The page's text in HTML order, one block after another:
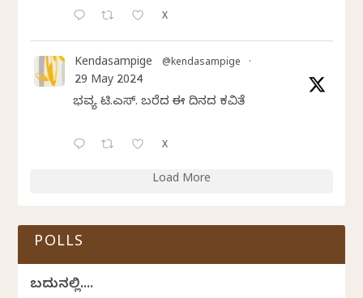
X
Kendasampige @kendasampige ·
29 May 2024
ಭವ್ಯ ಟಿ.ಎಸ್. ಬರೆದ ಈ ದಿನದ ಕವಿತೆ
X
Load More
POLLS
ಬದುಕಿನಲ್ಲಿ....